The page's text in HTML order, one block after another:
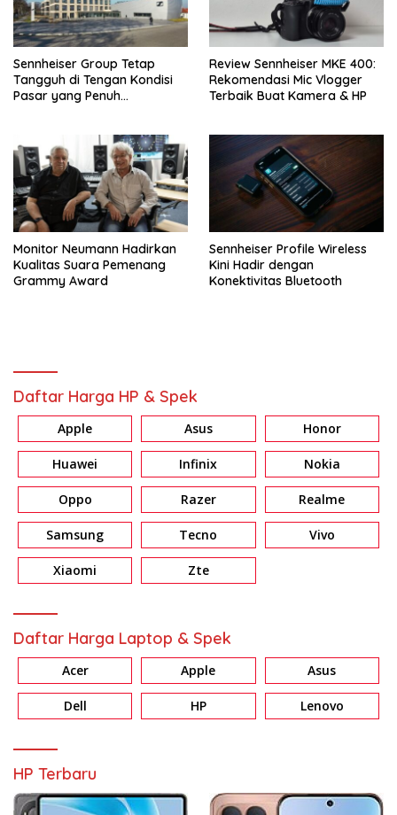
Sennheiser Group Tetap
Tangguh di Tengan Kondisi
Pasar yang Penuh
Review Sennheiser MKE 400:
Rekomendasi Mic Vlogger
Terbaik Buat Kamera & HP
Monitor Neumann Hadirkan
Kualitas Suara Pemenang
Grammy Award
Sennheiser Profile Wireless
Kini Hadir dengan
Konektivitas Bluetooth
Daftar Harga HP & Spek
Apple Asus Honor
Huawei Infinix Nokia
Oppo Razer Realme
Samsung Tecno Vivo
Xiaomi Zte
Daftar Harga Laptop & Spek
Acer Apple Asus
Dell HP Lenovo
HP Terbaru